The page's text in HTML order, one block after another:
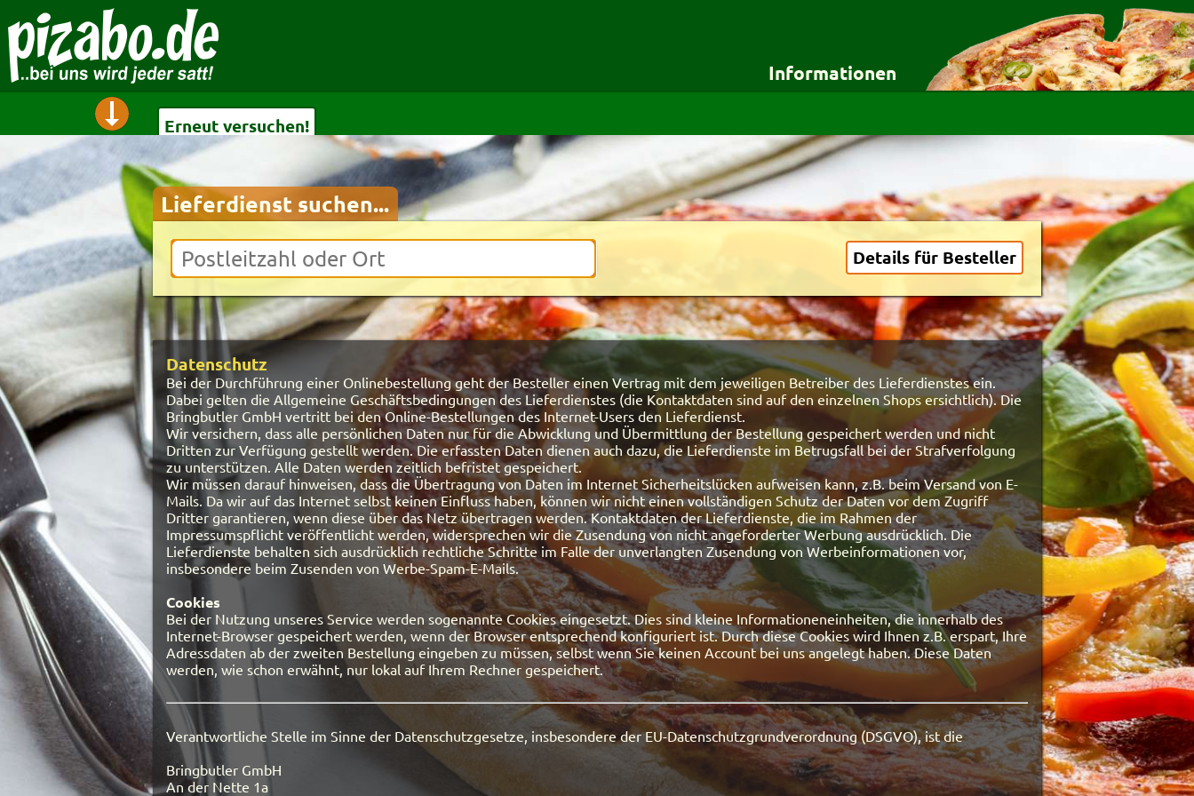
Informationen
Startseite
Details für Besteller
Lieferservice-App
Weiterempfehlen
Newsletter
Testshop
Styles
Zuverlässigkeit
Nutzungsbedingungen
Datenschutz
Kontakt
AGB
Erneut versuchen!
Erneut versuchen!
Lieferdienst suchen...
Details für Besteller
Letzte Suche:
anzeigen neue Suche
Karten-Ansicht
Datenschutz
Bei der Durchführung einer Onlinebestellung geht der Besteller einen Vertrag mit dem jeweiligen Betreiber des Lieferdienstes ein.
Dabei gelten die Allgemeine Geschäftsbedingungen des Lieferdienstes (die Kontaktdaten sind auf den einzelnen Shops ersichtlich). Die
Bringbutler GmbH vertritt bei den Online-Bestellungen des Internet-Users den Lieferdienst.
Wir versichern, dass alle persönlichen Daten nur für die Abwicklung und Übermittlung der Bestellung gespeichert werden und nicht
Dritten zur Verfügung gestellt werden. Die erfassten Daten dienen auch dazu, die Lieferdienste im Betrugsfall bei der Strafverfolgung
zu unterstützen. Alle Daten werden zeitlich befristet gespeichert.
Wir müssen darauf hinweisen, dass die Übertragung von Daten im Internet Sicherheitslücken aufweisen kann, z.B. beim Versand von E-
Mails. Da wir auf das Internet selbst keinen Einfluss haben, können wir nicht einen vollständigen Schutz der Daten vor dem Zugriff
Dritter garantieren, wenn diese über das Netz übertragen werden. Kontaktdaten der Lieferdienste, die im Rahmen der
Impressumspflicht veröffentlicht werden, widersprechen wir die Zusendung von nicht angeforderter Werbung ausdrücklich. Die
Lieferdienste behalten sich ausdrücklich rechtliche Schritte im Falle der unverlangten Zusendung von Werbeinformationen vor,
insbesondere beim Zusenden von Werbe-Spam-E-Mails.
Cookies
Bei der Nutzung unseres Service werden sogenannte Cookies eingesetzt. Dies sind kleine Informationeneinheiten, die innerhalb des
Internet-Browser gespeichert werden, wenn der Browser entsprechend konfiguriert ist. Durch diese Cookies wird Ihnen z.B. erspart, Ihre
Adressdaten ab der zweiten Bestellung eingeben zu müssen, selbst wenn Sie keinen Account bei uns angelegt haben. Diese Daten
werden, wie schon erwähnt, nur lokal auf Ihrem Rechner gespeichert.
Verantwortliche Stelle im Sinne der Datenschutzgesetze, insbesondere der EU-Datenschutzgrundverordnung (DSGVO), ist die
Bringbutler GmbH
An der Nette 1a